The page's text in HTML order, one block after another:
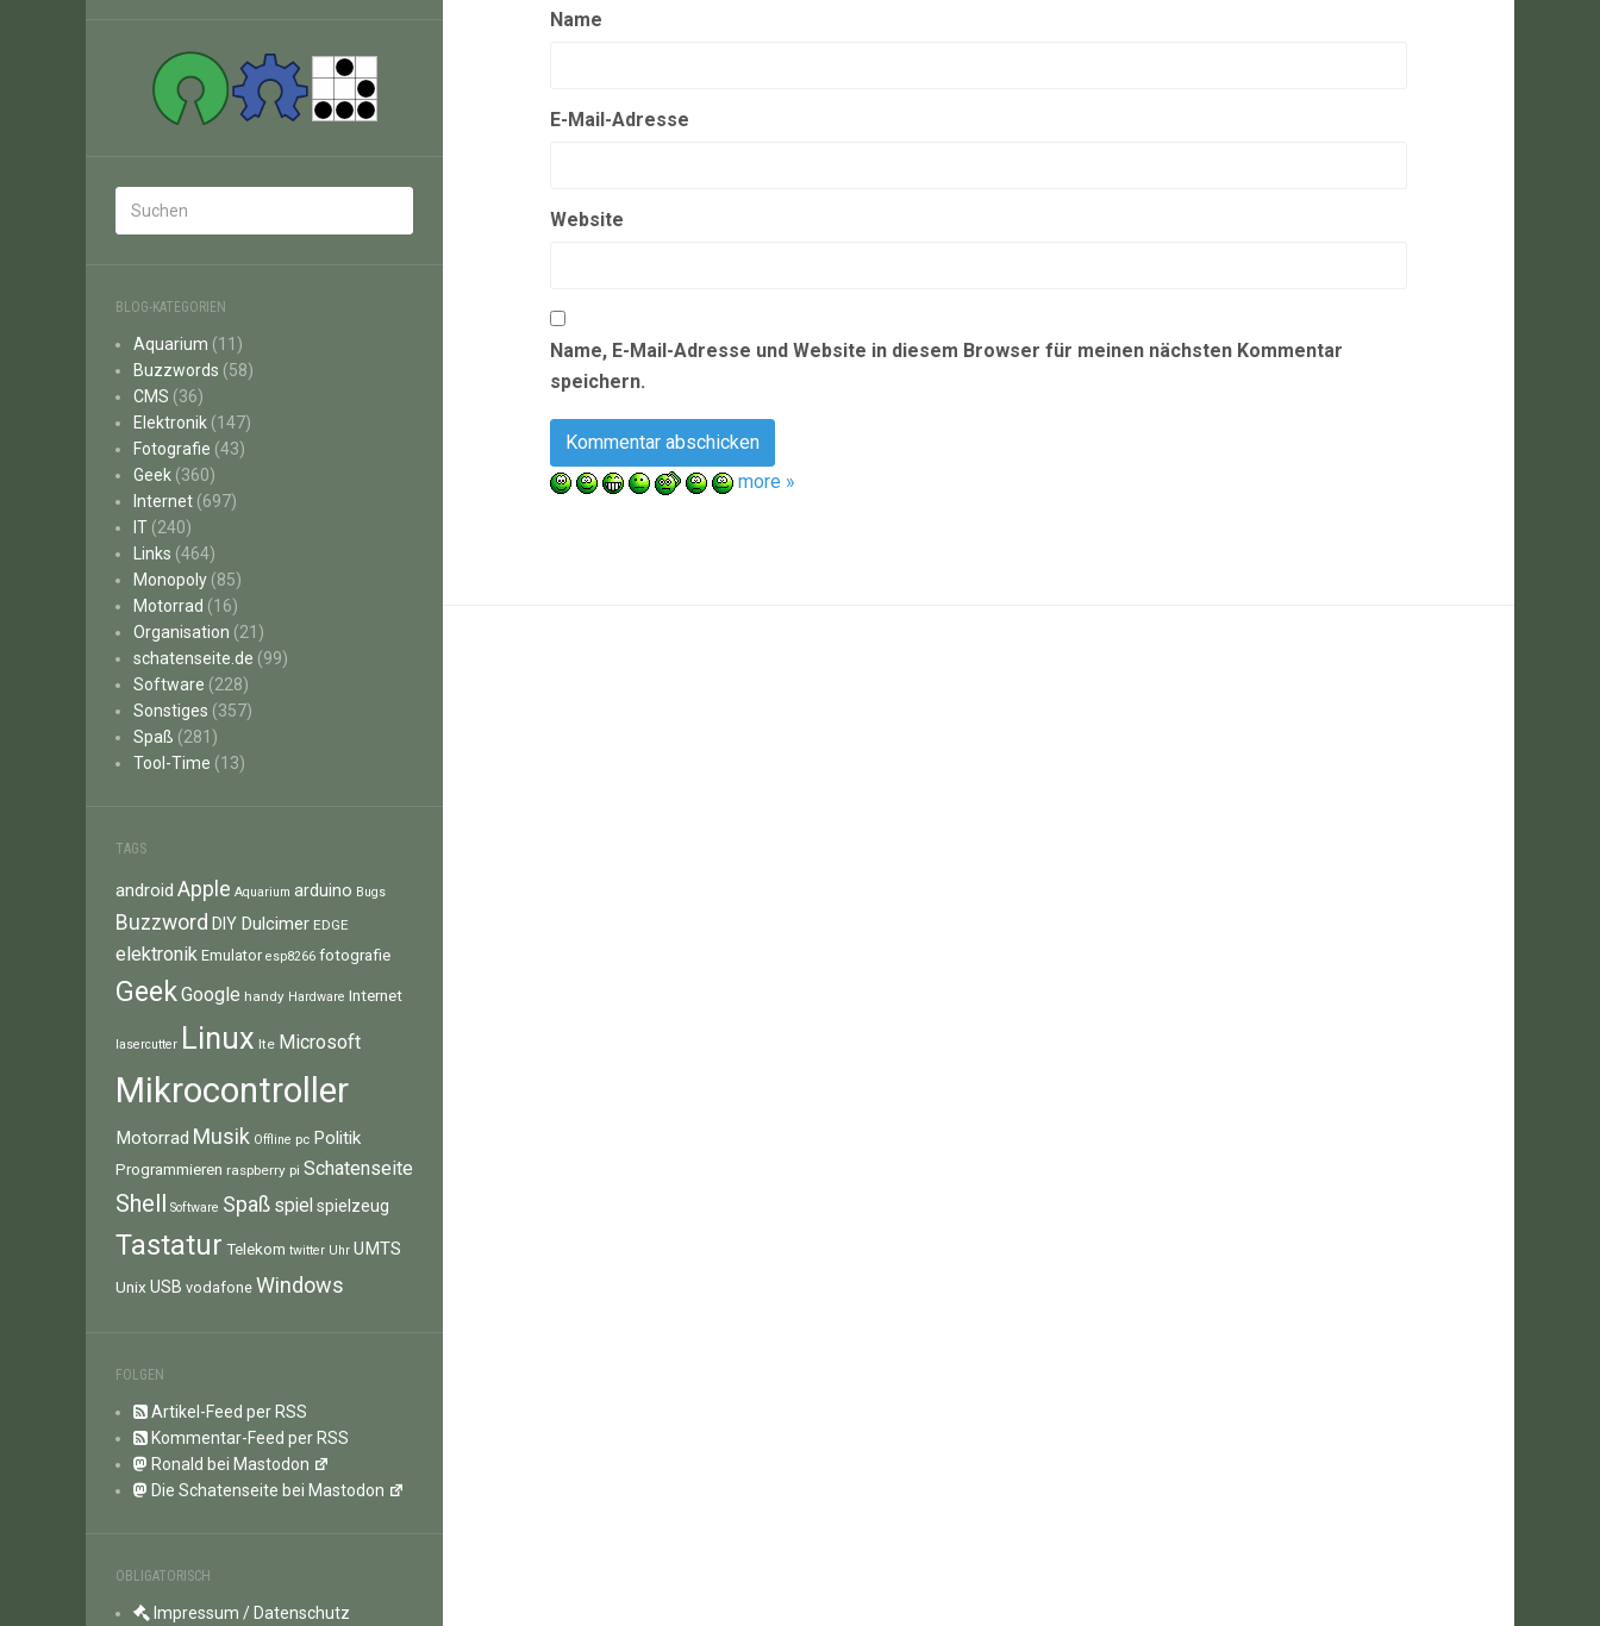
BLOG-KATEGORIEN
Aquarium (11)
Buzzwords (58)
CMS (36)
Elektronik (147)
Fotografie (43)
Geek (360)
Internet (697)
IT (240)
Links (464)
Monopoly (85)
Motorrad (16)
Organisation (21)
schatenseite.de (99)
Software (228)
Sonstiges (357)
Spaß (281)
Tool-Time (13)
TAGS
android Apple Aquarium arduino Bugs
Buzzword DIY Dulcimer EDGE
elektronik Emulator esp8266 fotografie
GeekGoogle handy Hardware Internet
lasercutter Linux lte Microsoft
Mikrocontroller
Motorrad Musik Offline pc Politik
Programmieren raspberry pi Schatenseite
Shell Software Spaß spiel spielzeug
Tastatur Telekom twitter Uhr UMTS
Unix USB vodafone Windows
FOLGEN
Artikel-Feed per RSS
Kommentar-Feed per RSS
Ronald bei Mastodon
Die Schatenseite bei Mastodon
OBLIGATORISCH
Impressum / Datenschutz
Name
E-Mail-Adresse
Website
Name, E-Mail-Adresse und Website in diesem Browser für meinen nächsten Kommentar
speichern.
more »